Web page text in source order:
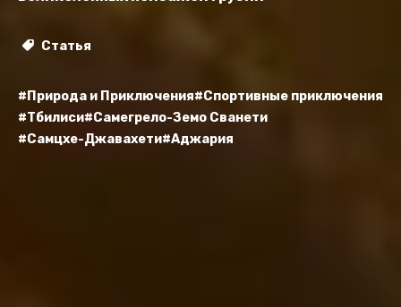
Статья
#Природа и Приключения#Спортивные приключения
#Тбилиси#Самегрело-Земо Сванети
#Самцхе-Джавахети#Аджария